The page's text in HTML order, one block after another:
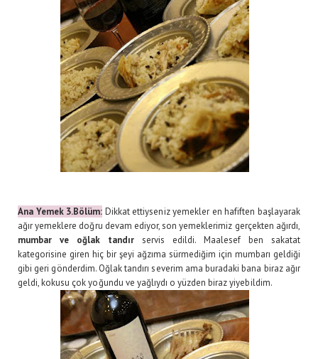
Ana Yemek 3.Bölüm: Dikkat ettiyseniz yemekler en hafiften başlayarak
ağır yemeklere doğru devam ediyor, son yemeklerimiz gerçekten ağırdı,
mumbar ve oğlak tandır servis edildi. Maalesef ben sakatat
kategorisine giren hiç bir şeyi ağzıma sürmediğim için mumbarı geldiği
gibi geri gönderdim. Oğlak tandırı severim ama buradaki bana biraz ağır
geldi, kokusu çok yoğundu ve yağlıydı o yüzden biraz yiyebildim.